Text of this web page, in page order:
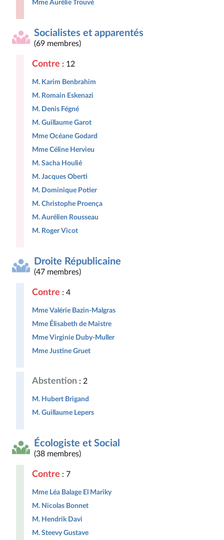
Mme Aurélie Trouvé
Socialistes et apparentés
(69 membres)
Contre : 12
M. Karim Benbrahim
M. Romain Eskenazi
M. Denis Fégné
M. Guillaume Garot
Mme Océane Godard
Mme Céline Hervieu
M. Sacha Houlié
M. Jacques Oberti
M. Dominique Potier
M. Christophe Proença
M. Aurélien Rousseau
M. Roger Vicot
Droite Républicaine
(47 membres)
Contre : 4
Mme Valérie Bazin-Malgras
Mme Élisabeth de Maistre
Mme Virginie Duby-Muller
Mme Justine Gruet
Abstention : 2
M. Hubert Brigand
M. Guillaume Lepers
Écologiste et Social
(38 membres)
Contre : 7
Mme Léa Balage El Mariky
M. Nicolas Bonnet
M. Hendrik Davi
M. Steevy Gustave